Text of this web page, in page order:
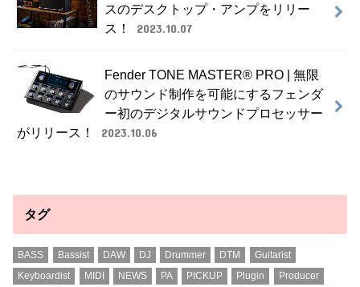
スのデスクトップ・アンプをリリー
ス！
2023.10.07
Fender TONE MASTER® PRO | 無限
のサウンド制作を可能にするフェンダ
ー初のデジタルサウンドプロセッサー
がリリース！
2023.10.06
タグ
BASS Bassist DAW DJ Drummer DTM
Guitarist
Keyboardist
MIDI NEWS PA PICKUP Plugin
Producer